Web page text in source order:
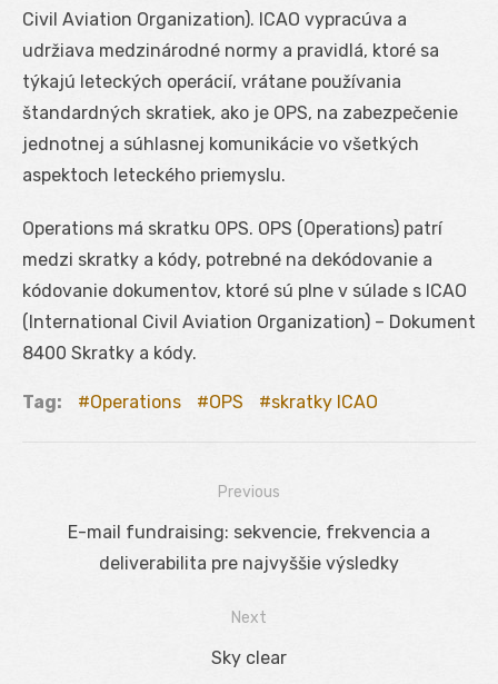
Civil Aviation Organization). ICAO vypracúva a
udržiava medzinárodné normy a pravidlá, ktoré sa
týkajú leteckých operácií, vrátane používania
štandardných skratiek, ako je OPS, na zabezpečenie
jednotnej a súhlasnej komunikácie vo všetkých
aspektoch leteckého priemyslu.
Operations má skratku OPS. OPS (Operations) patrí
medzi skratky a kódy, potrebné na dekódovanie a
kódovanie dokumentov, ktoré sú plne v súlade s ICAO
(International Civil Aviation Organization) – Dokument
8400 Skratky a kódy.
Tag: Operations OPS skratky ICAO
Navigácia
Previous
Previous
E-mail fundraising: sekvencie, frekvencia a
deliverabilita pre najvyššie výsledky
Next
Next
Sky clear